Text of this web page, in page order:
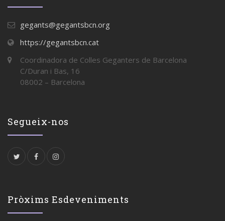
gegants@gegantsbcn.org
https://gegantsbcn.cat
Coordinadora de Colles Geganters de Barcelona
C/Duran i Bas, 16
08002 – Barcelona
Segueix-nos
Pròxims Esdeveniments